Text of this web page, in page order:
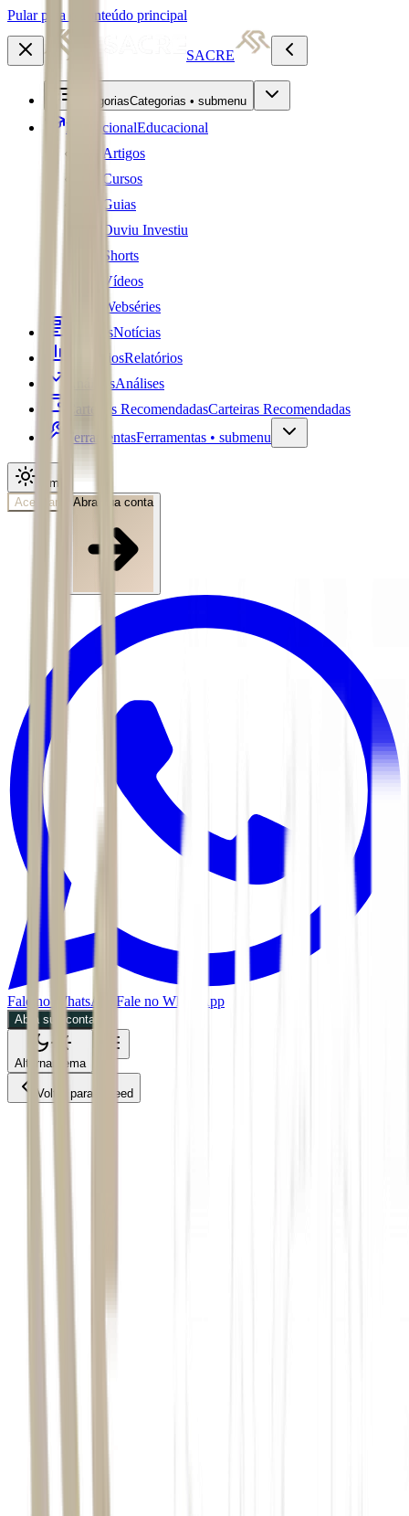
Pular para o conteúdo principal
SACRE
CategoriasCategorias • submenu
EducacionalEducacional
Artigos
Cursos
Guias
Ouviu Investiu
Shorts
Vídeos
Webséries
NotíciasNotícias
RelatóriosRelatórios
AnálisesAnálises
Carteiras RecomendadasCarteiras Recomendadas
FerramentasFerramentas • submenu
Tema
Acessar
Abra sua conta
Fale no WhatsApp Fale no WhatsApp
Abra sua conta
Alternar tema
Voltar para o Feed